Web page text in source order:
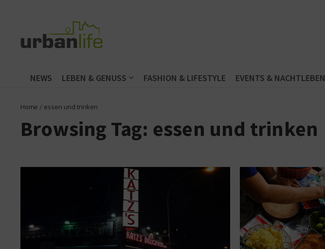
NEWS LEBEN & GENUSS FASHION & LIFESTYLE EVENTS & NACHTLEBEN
Home / essen und trinken
Browsing Tag: essen und trinken